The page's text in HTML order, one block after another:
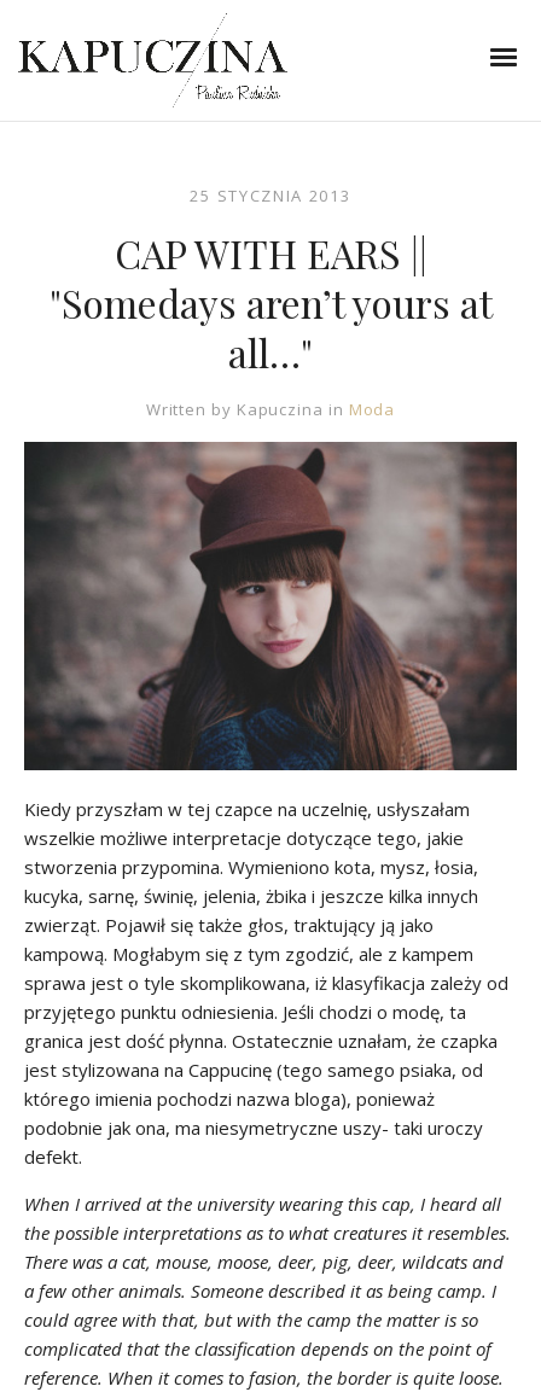
25 STYCZNIA 2013
CAP WITH EARS ||
"Somedays aren’t yours at
all…"
Written by Kapuczina in Moda
Kiedy przyszłam w tej czapce na uczelnię, usłyszałam
wszelkie możliwe interpretacje dotyczące tego, jakie
stworzenia przypomina. Wymieniono kota, mysz, łosia,
kucyka, sarnę, świnię, jelenia, żbika i jeszcze kilka innych
zwierząt. Pojawił się także głos, traktujący ją jako
kampową. Mogłabym się z tym zgodzić, ale z kampem
sprawa jest o tyle skomplikowana, iż klasyfikacja zależy od
przyjętego punktu odniesienia. Jeśli chodzi o modę, ta
granica jest dość płynna. Ostatecznie uznałam, że czapka
jest stylizowana na Cappucinę (tego samego psiaka, od
którego imienia pochodzi nazwa bloga), ponieważ
podobnie jak ona, ma niesymetryczne uszy- taki uroczy
defekt.
When I arrived at the university wearing this cap, I heard all
the possible interpretations as to what creatures it resembles.
There was a cat, mouse, moose, deer, pig, deer, wildcats and
a few other animals. Someone described it as being camp. I
could agree with that, but with the camp the matter is so
complicated that the classification depends on the point of
reference. When it comes to fasion, the border is quite loose.